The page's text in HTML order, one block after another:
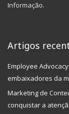
Informação.
Artigos
Employee
embaixadores da
Marketing de
conquistar a